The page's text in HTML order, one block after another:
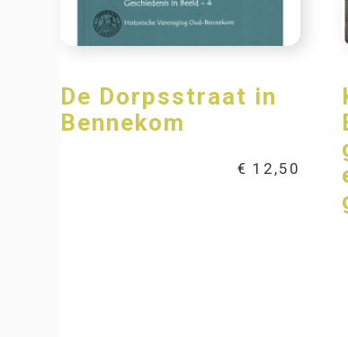
De Dorpsstraat in
Bennekom
€ 12,50